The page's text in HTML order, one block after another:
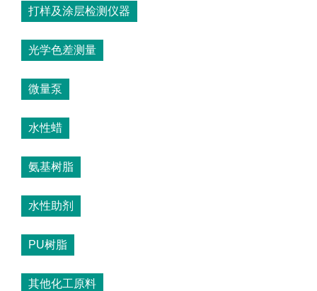
打样及涂层检测仪器
光学色差测量
微量泵
水性蜡
氨基树脂
水性助剂
PU树脂
其他化工原料